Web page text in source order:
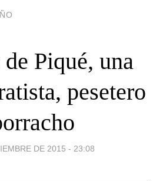
Piqué, una
pesetero
DE 2015 - 23:08